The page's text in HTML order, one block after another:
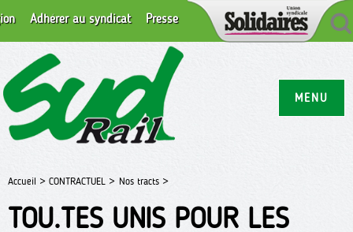
MENU
Adhérer au syndicat Presse
Accueil > CONTRACTUEL > Nos tracts >
TOU.TES UNIS POUR LES